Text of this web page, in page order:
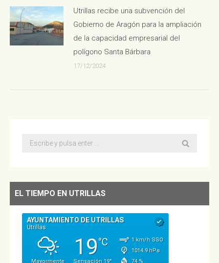
Utrillas recibe una subvención del
Gobierno de Aragón para la ampliación
de la capacidad empresarial del
polígono Santa Bárbara
17/12/2024
Buscar:
EL TIEMPO EN UTRILLAS